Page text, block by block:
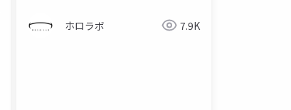
ホロラボ 7.9K